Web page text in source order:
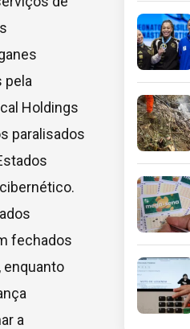
pela
Holdings
paralisados
fechados
enquanto
a